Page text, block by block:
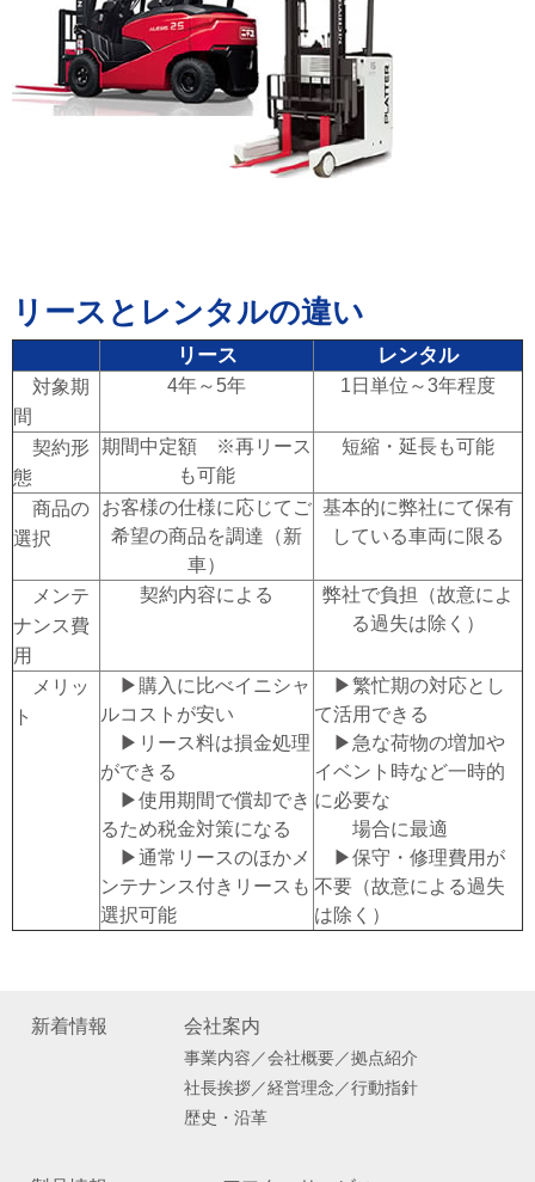
リースとレンタルの違い
リース レンタル
対象期
間
4年～5年 1日単位～3年程度
契約形
態
期間中定額 ※再リース
も可能
短縮・延長も可能
商品の
選択
お客様の仕様に応じてご
希望の商品を調達（新
車）
基本的に弊社にて保有
している車両に限る
メンテ
ナンス費
用
契約内容による
弊社で負担（故意によ
る過失は除く）
メリッ
ト
▶購入に比べイニシャ
ルコストが安い
▶リース料は損金処理
ができる
▶使用期間で償却でき
るため税金対策になる
▶通常リースのほかメ
ンテナンス付きリースも
選択可能
▶繁忙期の対応とし
て活用できる
▶急な荷物の増加や
イベント時など一時的
に必要な
場合に最適
▶保守・修理費用が
不要（故意による過失
は除く）
新着情報 会社案内
事業内容／会社概要／拠点紹介
社長挨拶／経営理念／行動指針
歴史・沿革